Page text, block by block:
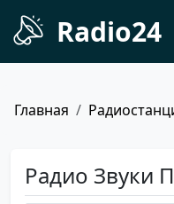
Radio24
Главная
Радио Звуки